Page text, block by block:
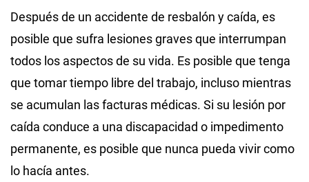
Después de un accidente de resbalón y caída, es
posible que sufra lesiones graves que interrumpan
todos los aspectos de su vida. Es posible que tenga
que tomar tiempo libre del trabajo, incluso mientras
se acumulan las facturas médicas. Si su lesión por
caída conduce a una discapacidad o impedimento
permanente, es posible que nunca pueda vivir como
lo hacía antes.